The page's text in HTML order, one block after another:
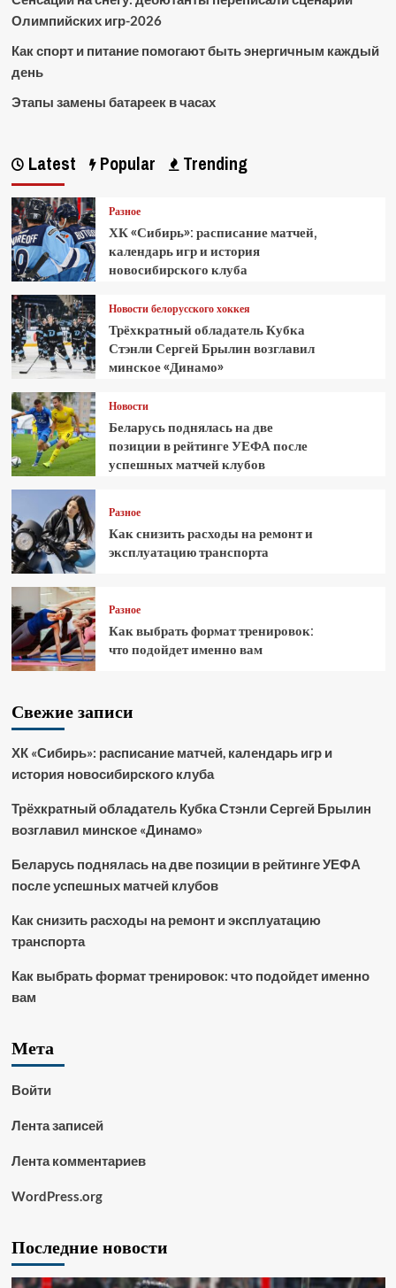
Олимпийских игр-2026
Как спорт и питание помогают быть энергичным каждый
день
Этапы замены батареек в часах
Latest Popular Trending
Разное
ХК «Сибирь»: расписание матчей,
календарь игр и история
новосибирского клуба
Новости белорусского хоккея
Трёхкратный обладатель Кубка
Стэнли Сергей Брылин возглавил
минское «Динамо»
Новости
Беларусь поднялась на две
позиции в рейтинге УЕФА после
успешных матчей клубов
Разное
Как снизить расходы на ремонт и
эксплуатацию транспорта
Разное
Как выбрать формат тренировок:
что подойдет именно вам
Свежие записи
ХК «Сибирь»: расписание матчей, календарь игр и
история новосибирского клуба
Трёхкратный обладатель Кубка Стэнли Сергей Брылин
возглавил минское «Динамо»
Беларусь поднялась на две позиции в рейтинге УЕФА
после успешных матчей клубов
Как снизить расходы на ремонт и эксплуатацию
транспорта
Как выбрать формат тренировок: что подойдет именно
вам
Мета
Войти
Лента записей
Лента комментариев
WordPress.org
Последние новости